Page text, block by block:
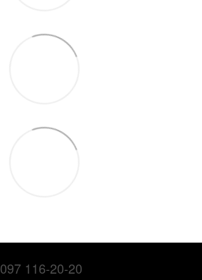
097 116-20-20